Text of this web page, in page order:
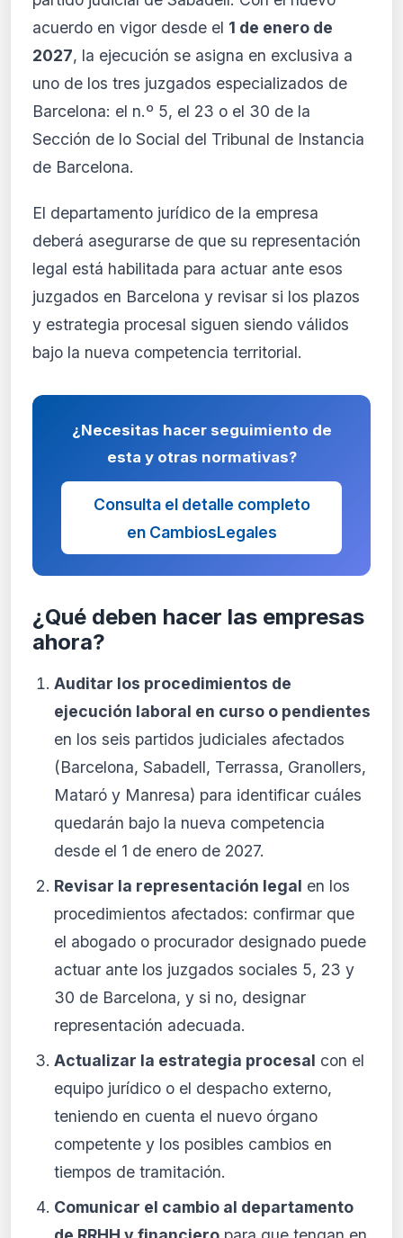
acuerdo en vigor desde el 1 de enero de
2027, la ejecución se asigna en exclusiva a
uno de los tres juzgados especializados de
Barcelona: el n.º 5, el 23 o el 30 de la
Sección de lo Social del Tribunal de Instancia
de Barcelona.
El departamento jurídico de la empresa
deberá asegurarse de que su representación
legal está habilitada para actuar ante esos
juzgados en Barcelona y revisar si los plazos
y estrategia procesal siguen siendo válidos
bajo la nueva competencia territorial.
¿Necesitas hacer seguimiento de
esta y otras normativas?
Consulta el detalle completo
en CambiosLegales
¿Qué deben hacer las empresas
ahora?
Auditar los procedimientos de
ejecución laboral en curso o pendientes
en los seis partidos judiciales afectados
(Barcelona, Sabadell, Terrassa, Granollers,
Mataró y Manresa) para identificar cuáles
quedarán bajo la nueva competencia
desde el 1 de enero de 2027.
Revisar la representación legal en los
procedimientos afectados: confirmar que
el abogado o procurador designado puede
actuar ante los juzgados sociales 5, 23 y
30 de Barcelona, y si no, designar
representación adecuada.
Actualizar la estrategia procesal con el
equipo jurídico o el despacho externo,
teniendo en cuenta el nuevo órgano
competente y los posibles cambios en
tiempos de tramitación.
Comunicar el cambio al departamento